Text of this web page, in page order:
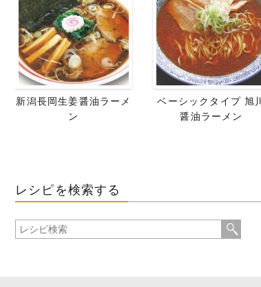
新潟長岡生姜醤油ラーメ
ン
ベーシックタイプ 旭川
醤油ラーメン
レシピを検索する